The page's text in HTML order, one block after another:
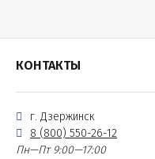
КОНТАКТЫ
г. Дзержинск
8 (800) 550-26-12
Пн—Пт 9:00—17:00